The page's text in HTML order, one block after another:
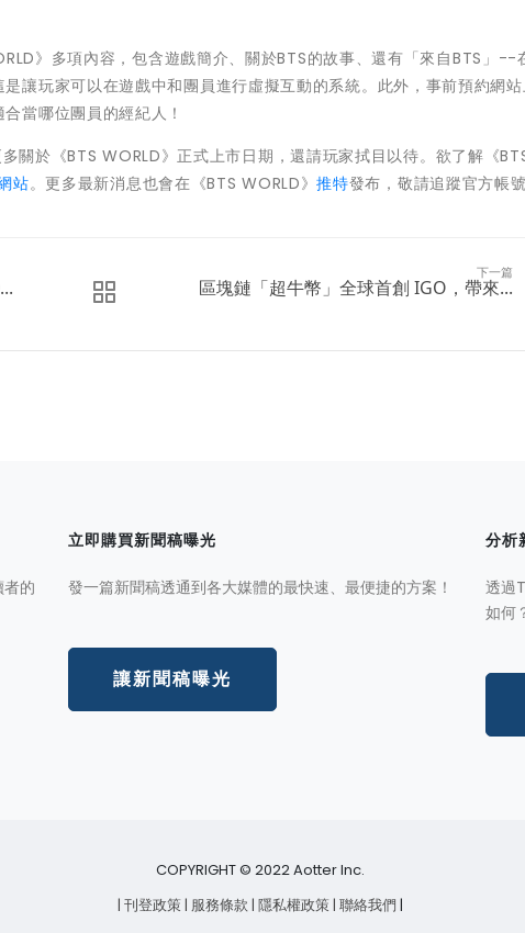
》多項內容，包含遊戲簡介、關於BTS的故事、還有「來自BTS」--
讓玩家可以在遊戲中和團員進行虛擬互動的系統。此外，事前預約網
當哪位團員的經紀人！
關於《BTS WORLD》正式上市日期，還請玩家拭目以待。欲了解《
站。更多最新消息也會在《BTS WORLD》推特發布，敬請追蹤官方帳號
下一篇
區塊鏈「超牛幣」全球首創 IGO，帶來...
的
立即購買新聞稿曝光
發一篇新聞稿透通到各大媒體的最快速、最便捷的方案！
讓新聞稿曝光
分析
透過
如何
COPYRIGHT © 2022 Aotter Inc.
| 刊登政策| 服務條款 | 隱私權政策| 聯絡我們 |